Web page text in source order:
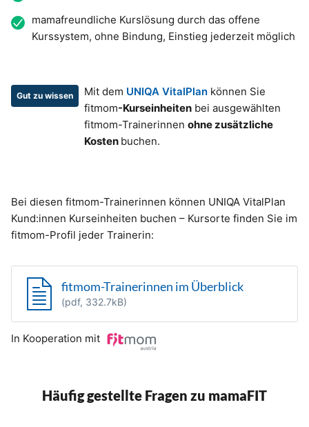
mamafreundliche Kurslösung durch das offene
Kurssystem, ohne Bindung, Einstieg jederzeit möglich
Gut zu wissen Mit dem UNIQA VitalPlan können Sie
fitmom-Kurseinheiten bei ausgewählten
fitmom-Trainerinnen ohne zusätzliche
Kosten buchen.
Bei diesen fitmom-Trainerinnen können UNIQA VitalPlan
Kund:innen Kurseinheiten buchen – Kursorte finden Sie im
fitmom-Profil jeder Trainerin:
fitmom-Trainerinnen im Überblick
(pdf, 332.7kB)
In Kooperation mit
Häufig gestellte Fragen zu mamaFIT